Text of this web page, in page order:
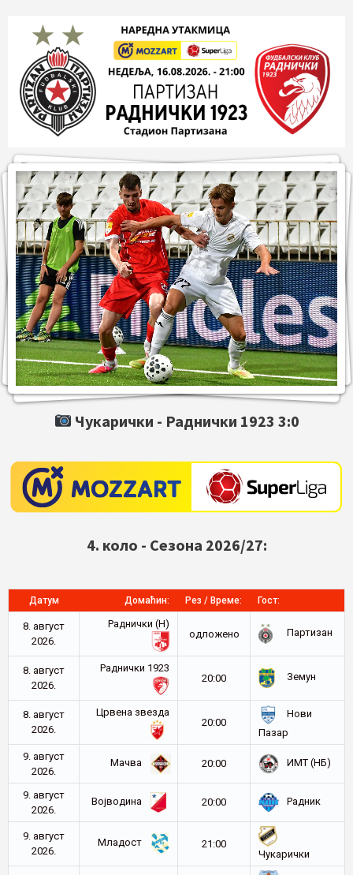
Чукарички - Раднички 1923 3:0
4. коло - Сезона 2026/27:
Датум Домаћин: Рез / Време: Гост:
8. август
2026.
Раднички (Н)
oдложено
Партизан
8. август
2026.
Раднички 1923
20:00
Земун
8. август
2026.
Црвена звезда
20:00
Нови
Пазар
9. август
2026.
Мачва 20:00 ИМТ (НБ)
9. август
2026.
Војводина 20:00 Радник
9. август
2026.
Младост
21:00
Чукарички